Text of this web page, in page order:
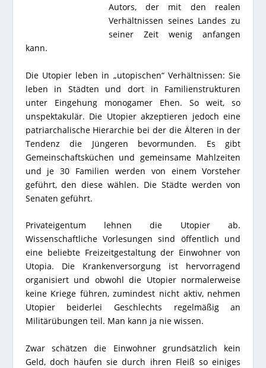
Autors, der mit den realen
Verhältnissen seines Landes zu
seiner Zeit wenig anfangen
kann.
Die Utopier leben in „utopischen“ Verhältnissen: Sie
leben in Städten und dort in Familienstrukturen
unter Eingehung monogamer Ehen. So weit, so
unspektakulär. Die Utopier akzeptieren jedoch eine
patriarchalische Hierarchie bei der die Älteren in der
Tendenz die Jüngeren bevormunden. Es gibt
Gemeinschaftsküchen und gemeinsame Mahlzeiten
und je 30 Familien werden von einem Vorsteher
geführt, den diese wählen. Die Städte werden von
Senaten geführt.
Privateigentum lehnen die Utopier ab.
Wissenschaftliche Vorlesungen sind öffentlich und
eine beliebte Freizeitgestaltung der Einwohner von
Utopia. Die Krankenversorgung ist hervorragend
organisiert und obwohl die Utopier normalerweise
keine Kriege führen, zumindest nicht aktiv, nehmen
Utopier beiderlei Geschlechts regelmäßig an
Militärübungen teil. Man kann ja nie wissen.
Zwar schätzen die Einwohner grundsätzlich kein
Geld, doch häufen sie durch ihren Fleiß so einiges